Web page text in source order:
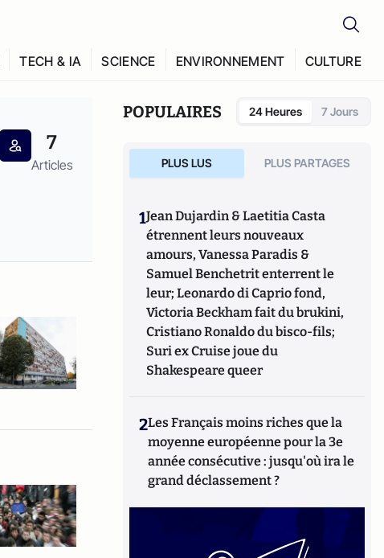
TECH & IA SCIENCE ENVIRONNEMENT CULTURE
7
Articles
POPULAIRES 24 Heures 7 Jours
PLUS LUS PLUS PARTAGES
1Jean Dujardin & Laetitia Casta
étrennent leurs nouveaux
amours, Vanessa Paradis &
Samuel Benchetrit enterrent le
leur; Leonardo di Caprio fond,
Victoria Beckham fait du brukini,
Cristiano Ronaldo du bisco-fils;
Suri ex Cruise joue du
Shakespeare queer
2Les Français moins riches que la
moyenne européenne pour la 3e
année consécutive : jusqu'où ira le
grand déclassement ?